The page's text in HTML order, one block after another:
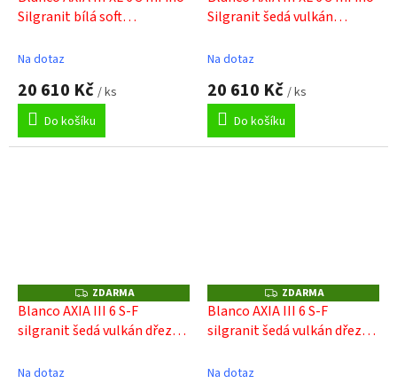
A
R
Silgranit bílá soft
s exc.
Na dotaz
20 610 Kč / ks
Do košíku
A
R
Silgranit šedá vulkán
s exc.
Na dotaz
20 610 Kč / ks
Do košíku
Z
D
A
R
ZDARMA
Blanco AXIA III 6 S-F
silgranit šedá vulkán dřez
miska
Na dotaz
Z
D
A
R
ZDARMA
Blanco AXIA III 6 S-F
silgranit šedá vulkán dřez
miska
Na dotaz